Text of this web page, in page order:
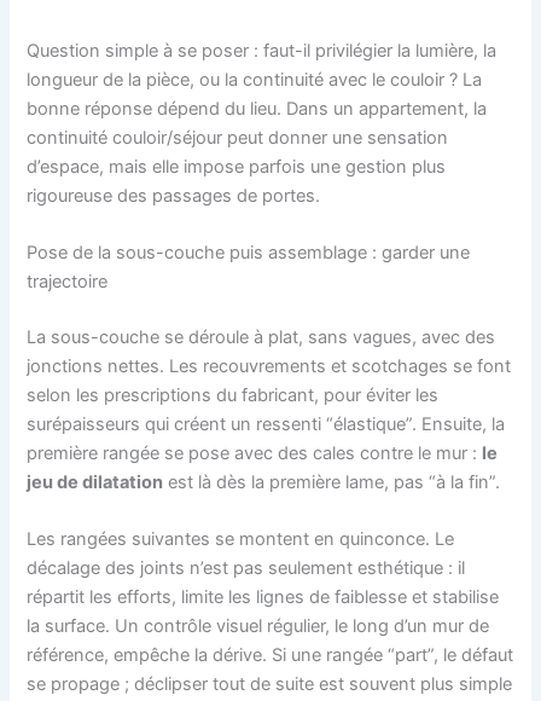
Question simple à se poser : faut-il privilégier la lumière, la
longueur de la pièce, ou la continuité avec le couloir ? La
bonne réponse dépend du lieu. Dans un appartement, la
continuité couloir/séjour peut donner une sensation
d’espace, mais elle impose parfois une gestion plus
rigoureuse des passages de portes.
Pose de la sous-couche puis assemblage : garder une
trajectoire
La sous-couche se déroule à plat, sans vagues, avec des
jonctions nettes. Les recouvrements et scotchages se font
selon les prescriptions du fabricant, pour éviter les
surépaisseurs qui créent un ressenti “élastique”. Ensuite, la
première rangée se pose avec des cales contre le mur : le
jeu de dilatation est là dès la première lame, pas “à la fin”.
Les rangées suivantes se montent en quinconce. Le
décalage des joints n’est pas seulement esthétique : il
répartit les efforts, limite les lignes de faiblesse et stabilise
la surface. Un contrôle visuel régulier, le long d’un mur de
référence, empêche la dérive. Si une rangée “part”, le défaut
se propage ; déclipser tout de suite est souvent plus simple